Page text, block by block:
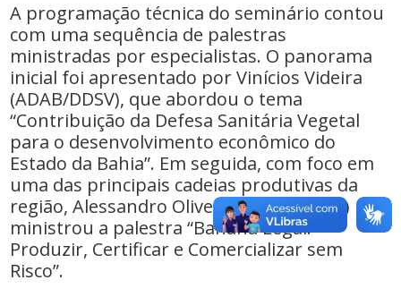
A programação técnica do seminário contou
com uma sequência de palestras
ministradas por especialistas. O panorama
inicial foi apresentado por Vinícios Videira
(ADAB/DDSV), que abordou o tema
“Contribuição da Defesa Sanitária Vegetal
para o desenvolvimento econômico do
Estado da Bahia”. Em seguida, com foco em
uma das principais cadeias produtivas da
região, Alessandro Oliveira (ADAB/DDSV)
ministrou a palestra “Banana Legal:
Produzir, Certificar e Comercializar sem
Risco”.